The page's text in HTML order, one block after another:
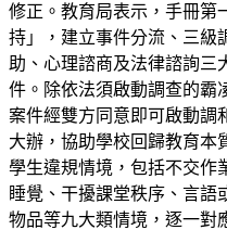
修正。教育局表示，手冊第
持」，建立事件分流、三級
助、心理諮商及法律諮詢三
件。除依法須啟動調查的霸
案件經雙方同意即可啟動調
大辦，協助學校回歸教育本
學生違規情境，包括不交作
睡覺、干擾課堂秩序、言語
物品等九大類情境，逐一對